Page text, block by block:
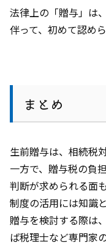
法律上の「贈与」は
伴って、初めて認め
まとめ
生前贈与は、相続税
一方で、贈与税の負
判断が求められる面
制度の活用には知識
贈与を検討する際は
ば税理士など専門家